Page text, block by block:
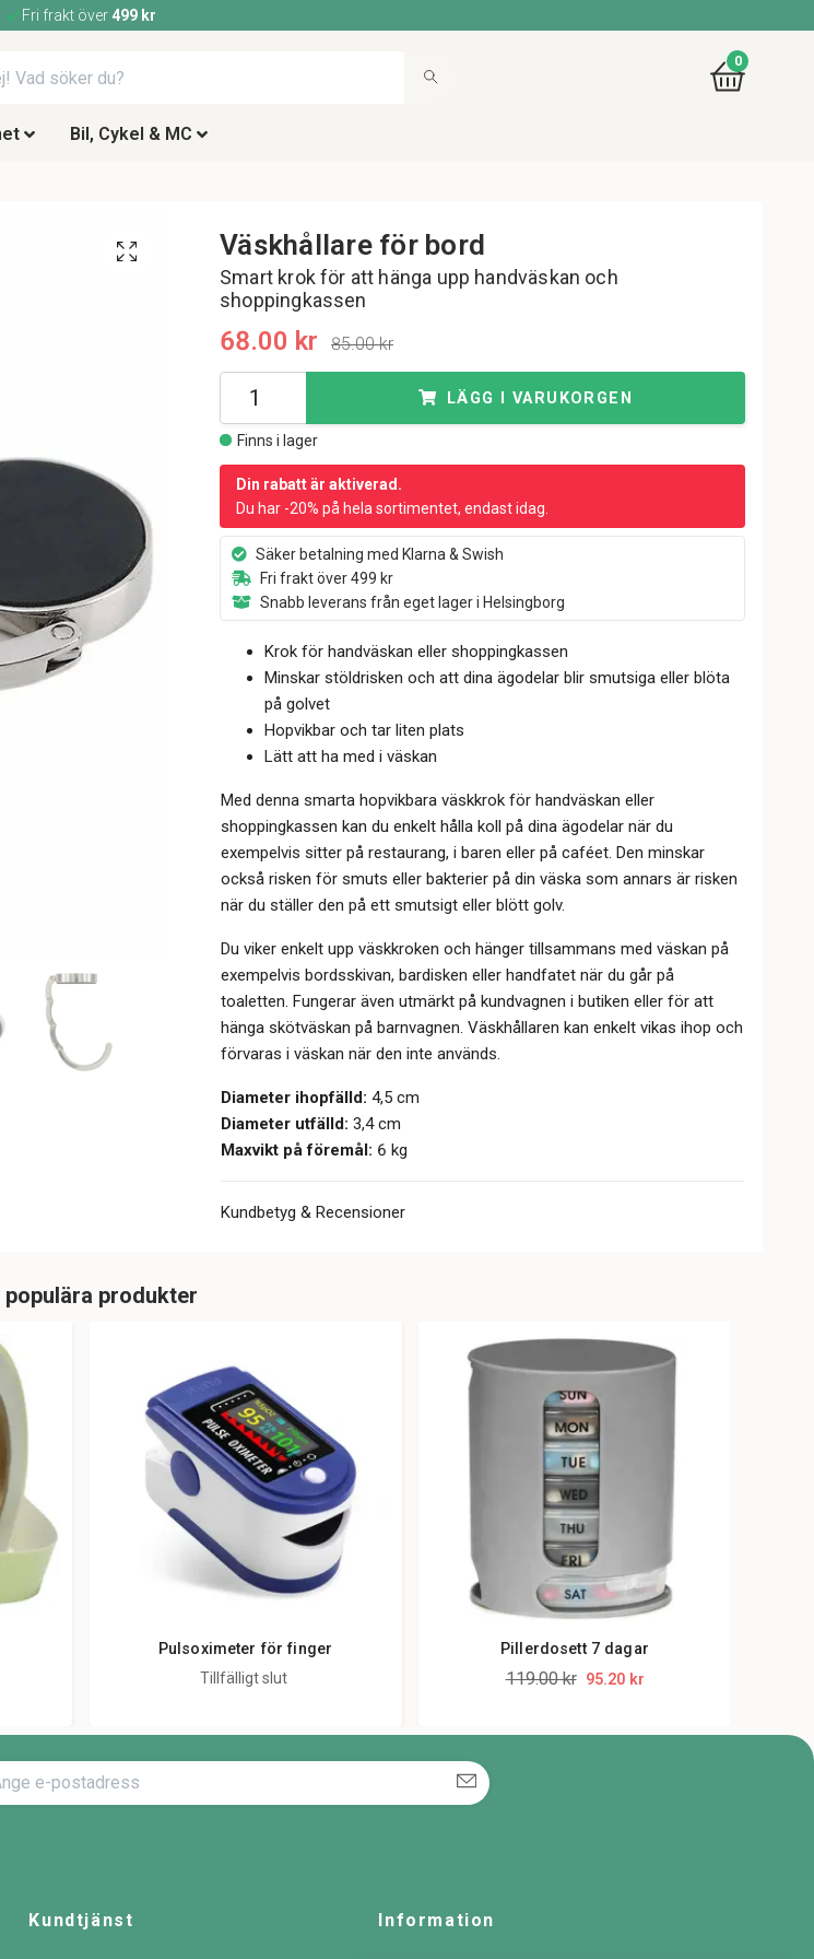
Fri frakt över 499 kr
0
Bil, Cykel & MC
Väskhållare för bord
Smart krok för att hänga upp handväskan och
shoppingkassen
68.00 kr 85.00 kr
LÄGG I VARUKORGEN
Finns i lager
Din rabatt är aktiverad.
Du har -20% på hela sortimentet, endast idag.
Säker betalning med Klarna & Swish
Fri frakt över 499 kr
Snabb leverans från eget lager i Helsingborg
Krok för handväskan eller shoppingkassen
Minskar stöldrisken och att dina ägodelar blir smutsiga eller blöta
på golvet
Hopvikbar och tar liten plats
Lätt att ha med i väskan
Med denna smarta hopvikbara väskkrok för handväskan eller
shoppingkassen kan du enkelt hålla koll på dina ägodelar när du
exempelvis sitter på restaurang, i baren eller på caféet. Den minskar
också risken för smuts eller bakterier på din väska som annars är risken
när du ställer den på ett smutsigt eller blött golv.
Du viker enkelt upp väskkroken och hänger tillsammans med väskan på
exempelvis bordsskivan, bardisken eller handfatet när du går på
toaletten. Fungerar även utmärkt på kundvagnen i butiken eller för att
hänga skötväskan på barnvagnen. Väskhållaren kan enkelt vikas ihop och
förvaras i väskan när den inte används.
Diameter ihopfälld: 4,5 cm
Diameter utfälld: 3,4 cm
Maxvikt på föremål: 6 kg
Kundbetyg & Recensioner
populära produkter
Pulsoximeter för finger
Tillfälligt slut
Pillerdosett 7 dagar
119.00 kr 95.20 kr
Kundtjänst Information